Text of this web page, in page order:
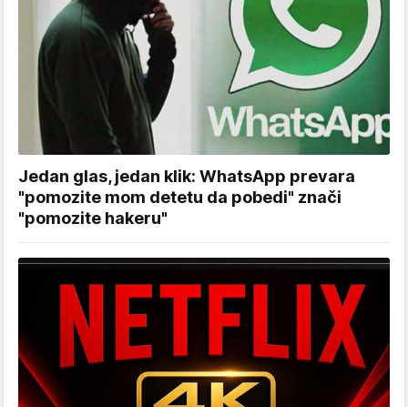
Jedan glas, jedan klik: WhatsApp prevara
"pomozite mom detetu da pobedi" znači
"pomozite hakeru"